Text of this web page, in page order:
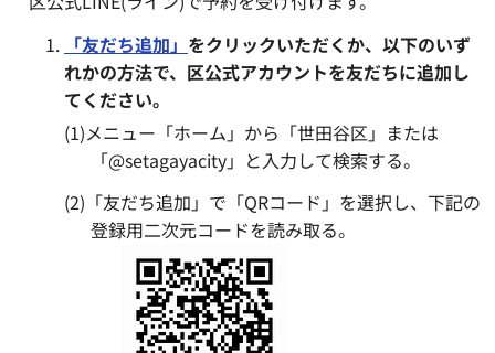
「友だち追加」 をクリックいただくか、以下のいず
れかの方法で、区公式アカウントを友だちに追加し
てください。
(1)メニュー「ホーム」から「世田谷区」または
「@setagayacity」と入力して検索する。
(2)「友だち追加」で「QRコード」を選択し、下記の
登録用二次元コードを読み取る。